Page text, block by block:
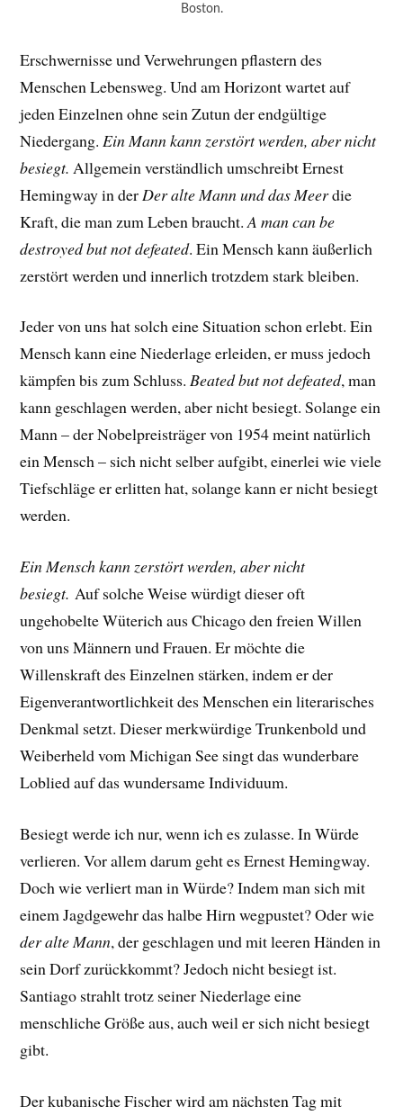
Boston.
Erschwernisse und Verwehrungen pflastern des
Menschen Lebensweg. Und am Horizont wartet auf
jeden Einzelnen ohne sein Zutun der endgültige
Niedergang. Ein Mann kann zerstört werden, aber nicht
besiegt. Allgemein verständlich umschreibt Ernest
Hemingway in der Der alte Mann und das Meerdie
Kraft, die man zum Leben braucht.A man can be
destroyed but not defeated. Ein Mensch kann äußerlich
zerstört werden und innerlich trotzdem stark bleiben.
Jeder von uns hat solch eine Situation schon erlebt. Ein
Mensch kann eine Niederlage erleiden, er muss jedoch
kämpfen bis zum Schluss.Beated but not defeated, man
kann geschlagen werden, aber nicht besiegt. Solange ein
Mann – der Nobelpreisträger von 1954 meint natürlich
ein Mensch – sich nicht selber aufgibt, einerlei wie viele
Tiefschläge er erlitten hat, solange kann er nicht besiegt
werden.
Ein Mensch kann zerstört werden, aber nicht
besiegt. Auf solche Weise würdigt dieser oft
ungehobelte Wüterich aus Chicago den freien Willen
von uns Männern und Frauen. Er möchte die
Willenskraft des Einzelnen stärken, indem er der
Eigenverantwortlichkeit des Menschen ein literarisches
Denkmal setzt. Dieser merkwürdige Trunkenbold und
Weiberheld vom Michigan See singt das wunderbare
Loblied auf das wundersame Individuum.
Besiegt werde ich nur, wenn ich es zulasse. In Würde
verlieren. Vor allem darum geht es Ernest Hemingway.
Doch wie verliert man in Würde?Indem man sich mit
einem Jagdgewehr das halbe Hirn wegpustet? Oderwie
der alte Mann, der geschlagen und mit leeren Händen in
sein Dorf zurückkommt? Jedoch nicht besiegt ist.
Santiago strahlt trotz seiner Niederlage eine
menschliche Größe aus, auch weil er sich nicht besiegt
gibt.
Der kubanische Fischer wird am nächsten Tag mit